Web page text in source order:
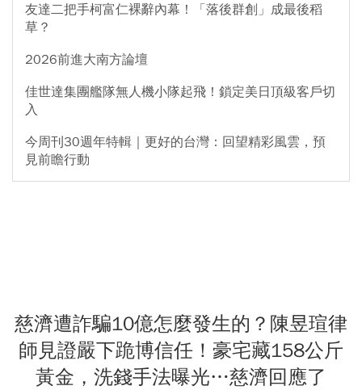
友達二把手柯富仁裸辭內幕！「落後群創」成最後稻
草？
2026前進大南方論壇
佳世達集團艦隊無人機小隊起飛！鎖定美日頂級客戶切
入
今周刊30週年特輯｜更好的台灣：回望精彩風雲，預
見前瞻行動
慈濟遭詐騙10億怎麼發生的？陳昱瑄律
師見證嚴下跪博信任！豪宅藏158公斤
黃金，洗錢手法曝光…慈濟回應了